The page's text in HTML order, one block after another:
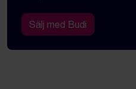
Sälj med Budi